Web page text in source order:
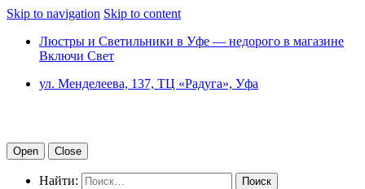
Skip to navigation Skip to content
Люстры и Светильники в Уфе — недорого в магазине
Включи Свет
ул. Менделеева, 137, ТЦ «Радуга», Уфа
Open Close
Найти: